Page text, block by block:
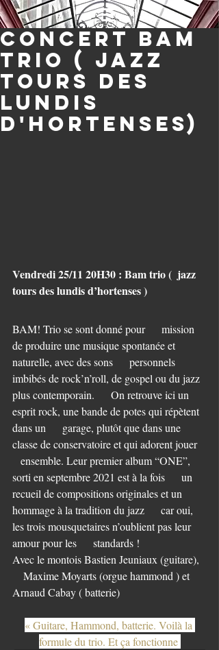
Concert Bam
trio ( Jazz
tours des
lundis
d'hortenses)
Vendredi 25/11 20H30 : Bam trio (  jazz
tours des lundis d’hortenses )
BAM! Trio se sont donné pour      mission
de produire une musique spontanée et
naturelle, avec des sons      personnels
imbibés de rock’n’roll, de gospel ou du jazz
plus contemporain.      On retrouve ici un
esprit rock, une bande de potes qui répètent
dans un      garage, plutôt que dans une
classe de conservatoire et qui adorent jouer
   ensemble. Leur premier album “ONE”,
sorti en septembre 2021 est à la fois      un
recueil de compositions originales et un
hommage à la tradition du jazz      car oui,
les trois mousquetaires n’oublient pas leur
amour pour les      standards !
Avec le montois Bastien Jeuniaux (guitare),
    Maxime Moyarts (orgue hammond ) et
Arnaud Cabay ( batterie)
« Guitare, Hammond, batterie. Voilà la
formule du trio. Et ça fonctionne